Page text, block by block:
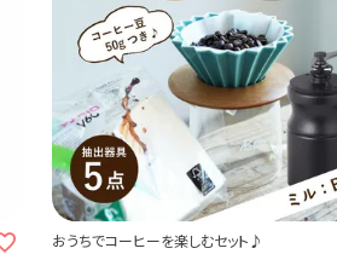
おうちでコーヒーを楽しむセット♪